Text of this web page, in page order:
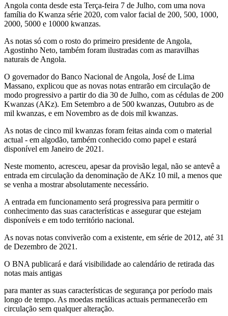
Angola conta desde esta Terça-feira 7 de Julho, com uma nova
família do Kwanza série 2020, com valor facial de 200, 500, 1000,
2000, 5000 e 10000 kwanzas.
As notas só com o rosto do primeiro presidente de Angola,
Agostinho Neto, também foram ilustradas com as maravilhas
naturais de Angola.
O governador do Banco Nacional de Angola, José de Lima
Massano, explicou que as novas notas entrarão em circulação de
modo progressivo a partir do dia 30 de Julho, com as cédulas de 200
Kwanzas (AKz). Em Setembro a de 500 kwanzas, Outubro as de
mil kwanzas, e em Novembro as de dois mil kwanzas.
As notas de cinco mil kwanzas foram feitas ainda com o material
actual - em algodão, também conhecido como papel e estará
disponível em Janeiro de 2021.
Neste momento, acresceu, apesar da provisão legal, não se antevê a
entrada em circulação da denominação de AKz 10 mil, a menos que
se venha a mostrar absolutamente necessário.
A entrada em funcionamento será progressiva para permitir o
conhecimento das suas características e assegurar que estejam
disponíveis e em todo território nacional.
As novas notas conviverão com a existente, em série de 2012, até 31
de Dezembro de 2021.
O BNA publicará e dará visibilidade ao calendário de retirada das
notas mais antigas
para manter as suas características de segurança por período mais
longo de tempo. As moedas metálicas actuais permanecerão em
circulação sem qualquer alteração.